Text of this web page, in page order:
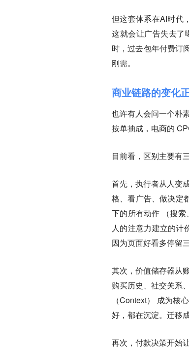
但这套体系在AI时代
这就会让广告失去了
时，过去包年付费订
刚需。
商业链路的变化
也许有人会问一个朴
按单抽成，电商的
目前看，区别主要有
首先，执行者从人变
格、看广告、做决定
下的所有动作 （搜
人的注意力建立的计
因为页面好看多停留
其次，价值储存器从
购买历史、社交关系
（Context） 成为核
好，都在沉淀。迁移
再次，付款决策开始